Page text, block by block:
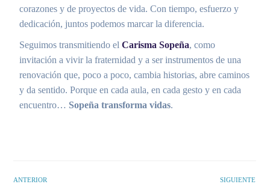
corazones y de proyectos de vida. Con tiempo, esfuerzo y
dedicación, juntos podemos marcar la diferencia.
Seguimos transmitiendo elCarisma Sopeña, como
invitación a vivir la fraternidad y a ser instrumentos de una
renovación que, poco a poco, cambia historias, abre caminos
y da sentido. Porque en cada aula, en cada gesto y en cada
encuentro… Sopeña transforma vidas.
ANTERIOR SIGUIENTE